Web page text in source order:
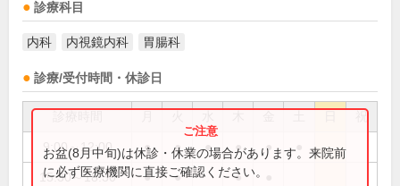
診療科目
内科 内視鏡内科 胃腸科
診療/受付時間・休診日
祝
9:00～12:00 ● ● ● ● ●
15:30～18:30 ● ● ●
お盆(8月中旬)は休診・休業の場合があります。来院前
に必ず医療機関に直接ご確認ください。